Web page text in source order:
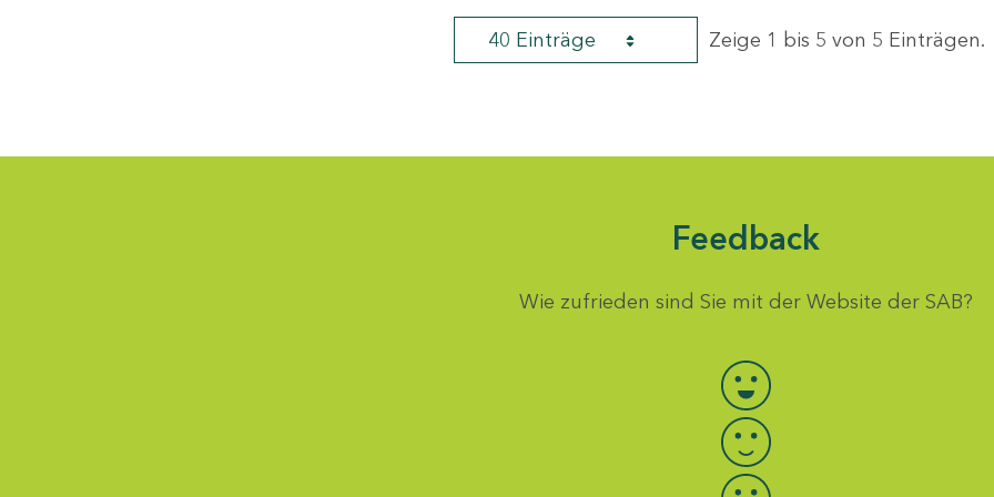
40 Einträge Zeige 1 bis 5 von 5 Einträgen.
Feedback
Wie zufrieden sind Sie mit der Website der SAB?
Bewertung auswählen